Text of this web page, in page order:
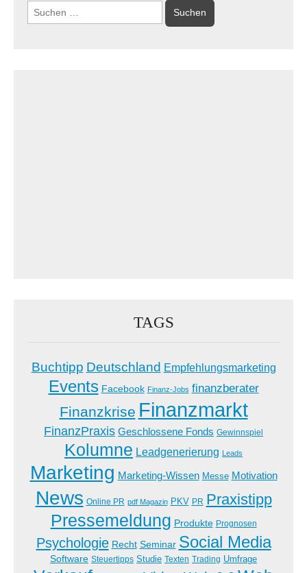
Suchen
nach:
TAGS
Buchtipp Deutschland Empfehlungsmarketing
Events Facebook Finanz-Jobs finanzberater
Finanzkrise Finanzmarkt
FinanzPraxis Geschlossene Fonds Gewinnspiel
Kolumne Leadgenerierung Leads
Marketing Marketing-Wissen Messe Motivation
News Online PR pdf Magazin PKV PR Praxistipp
Pressemeldung Produkte Prognosen
Psychologie Recht Seminar Social Media
Software Steuertipps Studie Texten Trading Umfrage